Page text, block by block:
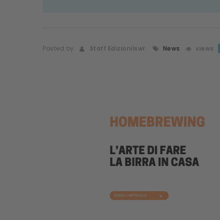
Posted by Staff Edizionilswr News views